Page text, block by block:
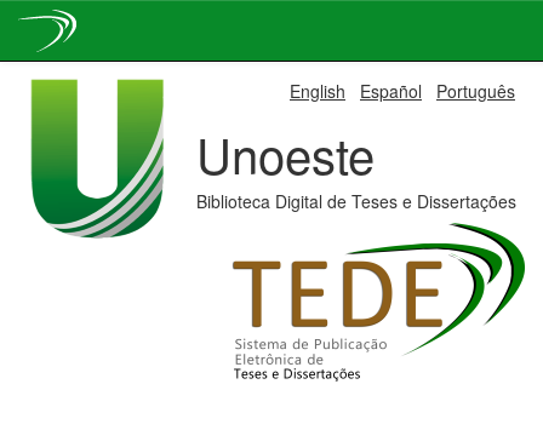
English Español Português
Unoeste
Biblioteca Digital de Teses e Dissertações